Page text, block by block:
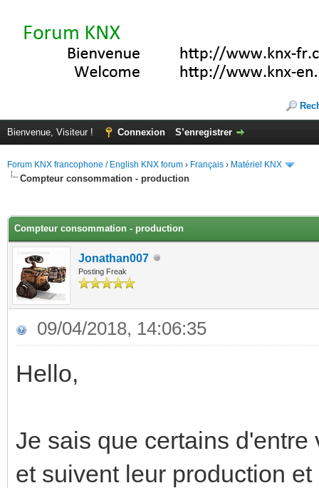
Bienvenue, Visiteur ! Connexion S’enregistrer
Forum KNX francophone / English KNX forum › Français › Matériel KNX
Compteur consommation - production
Compteur consommation - production
Jonathan007
Posting Freak
09/04/2018, 14:06:35
Hello,
Je sais que certains
et suivent leur production